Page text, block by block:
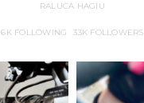
RALUCA HAGIU
6KFOLLOWING 33K FOLLOWERS